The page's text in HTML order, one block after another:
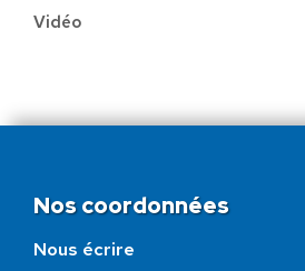
Vidéo
Nos coordonnées
Nous écrire